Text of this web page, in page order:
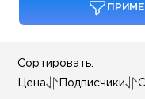
Сортировать:
Цена Подписчики